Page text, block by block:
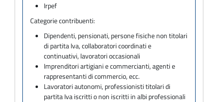
Irpef
Categorie contribuenti:
Dipendenti, pensionati, persone fisiche non titolari
di partita Iva, collaboratori coordinati e
continuativi, lavoratori occasionali
Imprenditori artigiani e commercianti, agenti e
rappresentanti di commercio, ecc.
Lavoratori autonomi, professionisti titolari di
partita Iva iscritti o non iscritti in albi professionali